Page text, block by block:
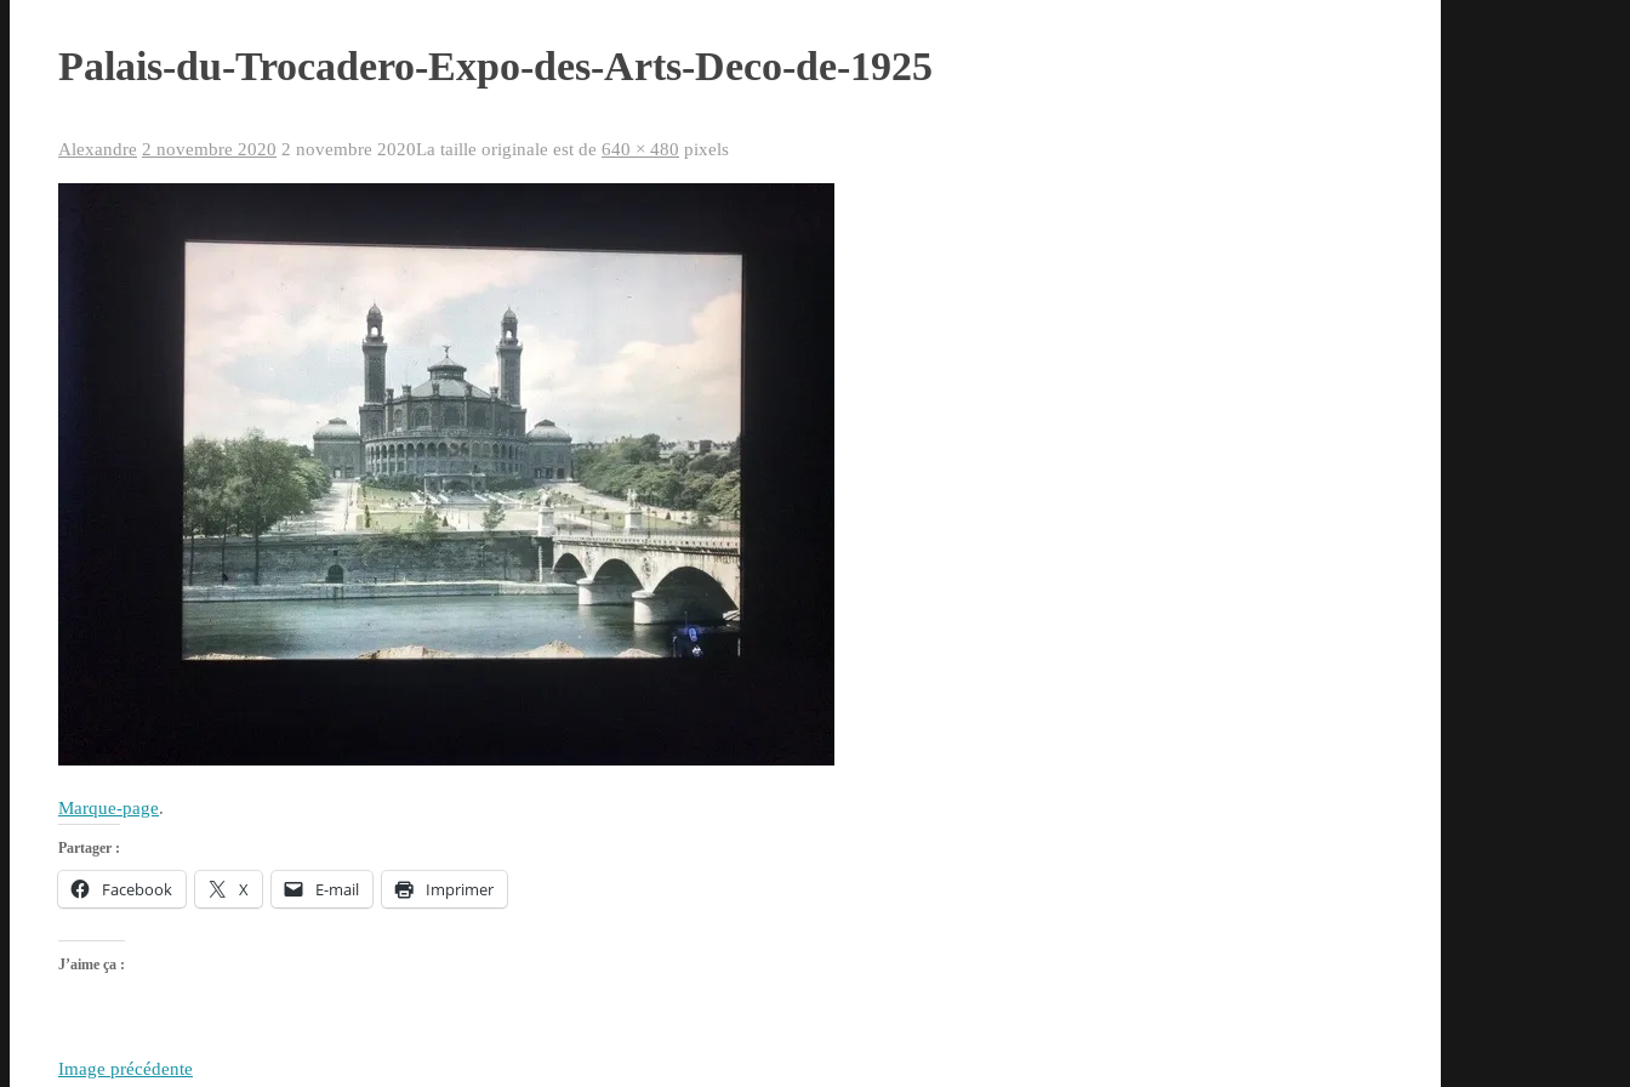
Palais-du-Trocadero-Expo-des-Arts-Deco-de-1925
Alexandre 2 novembre 2020 2 novembre 2020La taille originale est de 640 × 480 pixels
Marque-page.
Partager :
Facebook X E-mail Imprimer
J’aime ça :
Image précédente